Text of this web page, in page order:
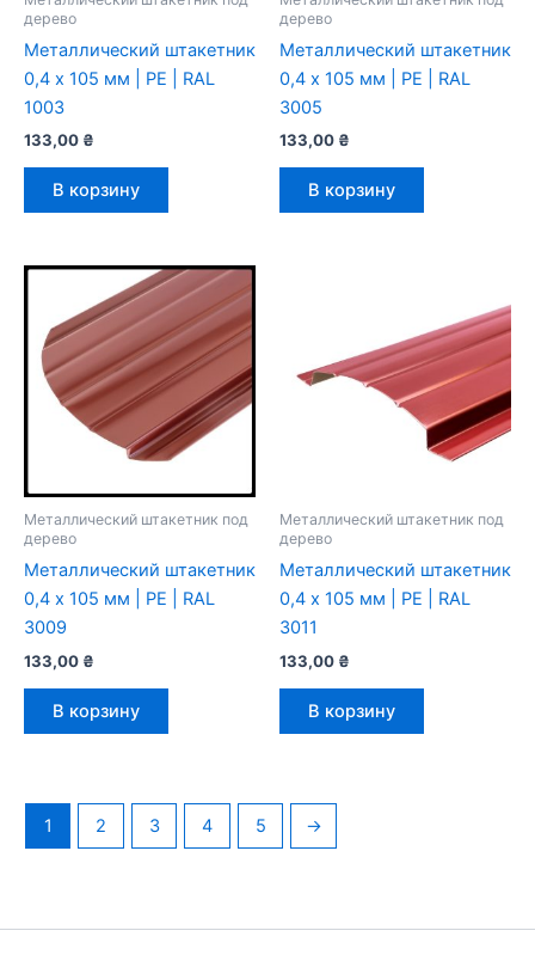
дерево
Металлический штакетник
0,4 х 105 мм | PE | RAL
1003
133,00 ₴
В корзину
дерево
Металлический штакетник
0,4 х 105 мм | PE | RAL
3005
133,00 ₴
В корзину
Металлический штакетник под
дерево
Металлический штакетник
0,4 х 105 мм | PE | RAL
3009
133,00 ₴
В корзину
Металлический штакетник под
дерево
Металлический штакетник
0,4 х 105 мм | PE | RAL
3011
133,00 ₴
В корзину
1 2 3 4 5 →